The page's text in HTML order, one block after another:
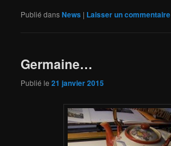
Publié dansNews | Laisser un commentaire
Germaine…
Publié le21 janvier 2015